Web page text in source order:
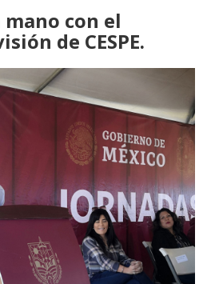
con el
de CESPE.